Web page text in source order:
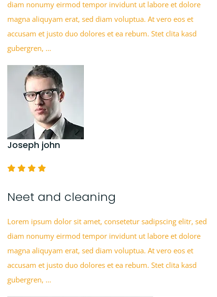
diam nonumy eirmod tempor invidunt ut labore et dolore
magna aliquyam erat, sed diam voluptua. At vero eos et
accusam et justo duo dolores et ea rebum. Stet clita kasd
gubergren, …
Joseph john
Neet and cleaning
Lorem ipsum dolor sit amet, consetetur sadipscing elitr, sed
diam nonumy eirmod tempor invidunt ut labore et dolore
magna aliquyam erat, sed diam voluptua. At vero eos et
accusam et justo duo dolores et ea rebum. Stet clita kasd
gubergren, …